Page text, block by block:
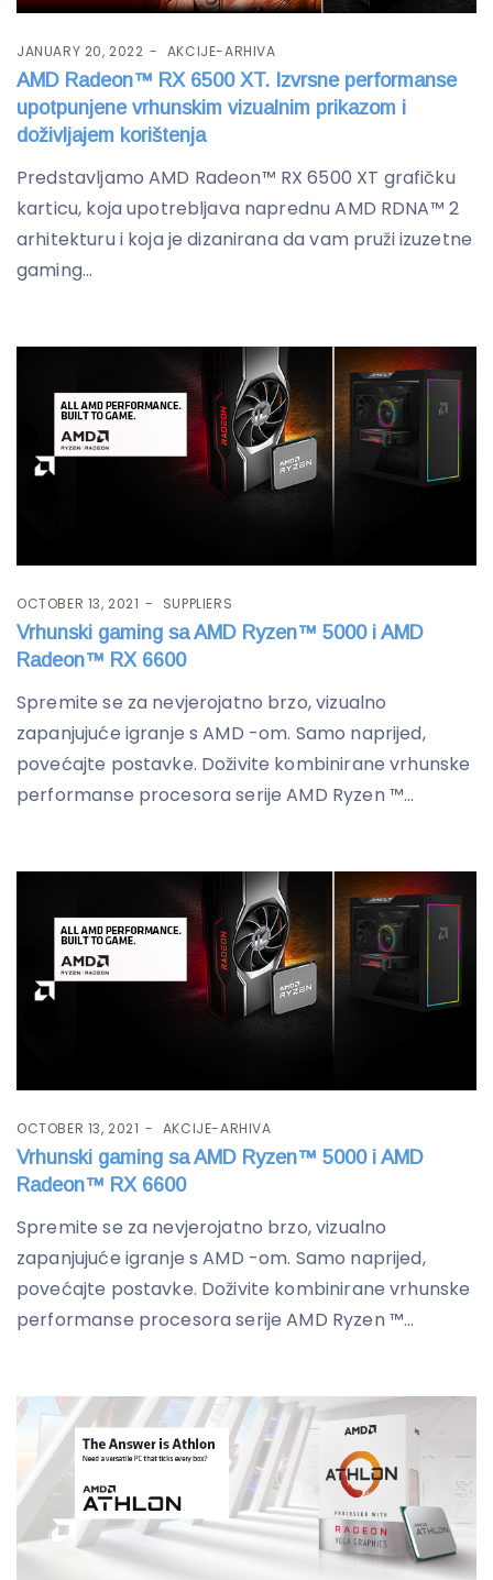
JANUARY 20, 2022 AKCIJE-ARHIVA
AMD Radeon™ RX 6500 XT. Izvrsne performanse
upotpunjene vrhunskim vizualnim prikazom i
doživljajem korištenja
Predstavljamo AMD Radeon™ RX 6500 XT grafičku
karticu, koja upotrebljava naprednu AMD RDNA™ 2
arhitekturu i koja je dizanirana da vam pruži izuzetne
gaming...
OCTOBER 13, 2021 SUPPLIERS
Vrhunski gaming sa AMD Ryzen™ 5000 i AMD
Radeon™ RX 6600
Spremite se za nevjerojatno brzo, vizualno
zapanjujuće igranje s AMD -om. Samo naprijed,
povećajte postavke. Doživite kombinirane vrhunske
performanse procesora serije AMD Ryzen ™...
OCTOBER 13, 2021 AKCIJE-ARHIVA
Vrhunski gaming sa AMD Ryzen™ 5000 i AMD
Radeon™ RX 6600
Spremite se za nevjerojatno brzo, vizualno
zapanjujuće igranje s AMD -om. Samo naprijed,
povećajte postavke. Doživite kombinirane vrhunske
performanse procesora serije AMD Ryzen ™...